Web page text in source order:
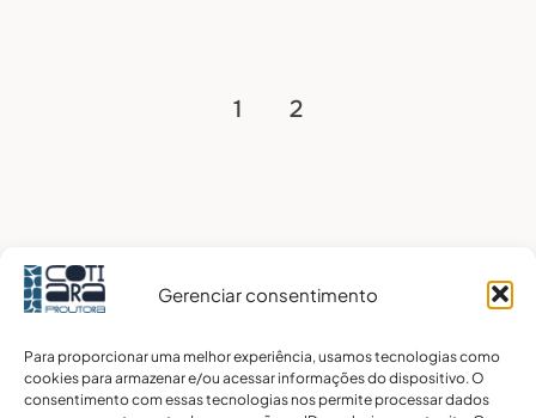
Gerenciar consentimento
Para proporcionar uma melhor experiência, usamos tecnologias como
cookies para armazenar e/ou acessar informações do dispositivo. O
consentimento com essas tecnologias nos permite processar dados
Paginación1 2